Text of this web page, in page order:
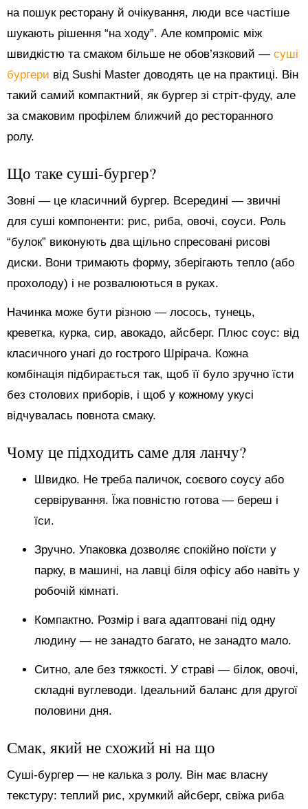
на пошук ресторану й очікування, люди все частіше
шукають рішення “на ходу”. Але компроміс між
швидкістю та смаком більше не обов’язковий — суші
бургери від Sushi Master доводять це на практиці. Він
такий самий компактний, як бургер зі стріт-фуду, але
за смаковим профілем ближчий до ресторанного
ролу.
Що таке суші-бургер?
Зовні — це класичний бургер. Всередині — звичні
для суші компоненти: рис, риба, овочі, соуси. Роль
“булок” виконують два щільно спресовані рисові
диски. Вони тримають форму, зберігають тепло (або
прохолоду) і не розвалюються в руках.
Начинка може бути різною — лосось, тунець,
креветка, курка, сир, авокадо, айсберг. Плюс соус: від
класичного унагі до гострого Шрірача. Кожна
комбінація підбирається так, щоб її було зручно їсти
без столових приборів, і щоб у кожному укусі
відчувалась повнота смаку.
Чому це підходить саме для ланчу?
Швидко. Не треба паличок, соєвого соусу або
сервірування. Їжа повністю готова — береш і
їси.
Зручно. Упаковка дозволяє спокійно поїсти у
парку, в машині, на лавці біля офісу або навіть у
робочій кімнаті.
Компактно. Розмір і вага адаптовані під одну
людину — не занадто багато, не занадто мало.
Ситно, але без тяжкості. У страві — білок, овочі,
складні вуглеводи. Ідеальний баланс для другої
половини дня.
Смак, який не схожий ні на що
Суші-бургер — не калька з ролу. Він має власну
текстуру: теплий рис, хрумкий айсберг, свіжа риба